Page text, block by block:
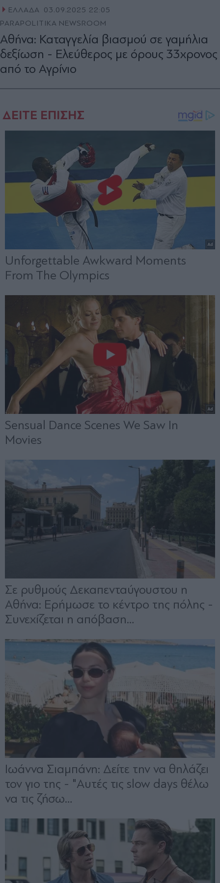
ΕΛΛΑΔΑ 03.09.2025 22:05
PARAPOLITIKA NEWSROOM
Αθήνα: Καταγγελία βιασμού σε γαμήλια
δεξίωση - Ελεύθερος με όρους 33χρονος
από το Αγρίνιο